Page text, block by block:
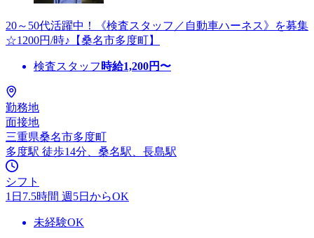
20～50代活躍中！《検査スタッフ／自動車ハーネス》を募集
☆1200円/時♪【桑名市多度町】
検査スタッフ 時給1,200円〜
勤務地
面接地
三重県桑名市多度町
多度駅 徒歩14分、桑名駅、長島駅
シフト
1日7.5時間 週5日からOK
未経験OK